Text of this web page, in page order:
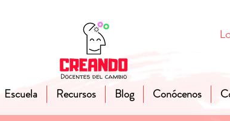
Escuela Recursos Blog Conócenos